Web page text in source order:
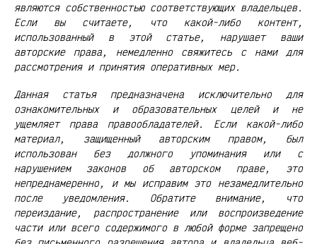
являются собственностью соответствующих владельцев.
Если вы считаете, что какой-либо контент,
использованный в этой статье, нарушает ваши
авторские права, немедленно свяжитесь с нами для
рассмотрения и принятия оперативных мер.
Данная статья предназначена исключительно для
ознакомительных и образовательных целей и не
ущемляет права правообладателей. Если какой-либо
материал, защищенный авторским правом, был
использован без должного упоминания или с
нарушением законов об авторском праве, это
непреднамеренно, и мы исправим это незамедлительно
после уведомления. Обратите внимание, что
переиздание, распространение или воспроизведение
части или всего содержимого в любой форме запрещено